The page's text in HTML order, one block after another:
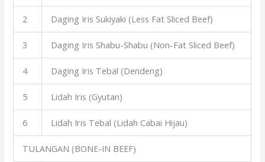
2 Daging Iris Sukiyaki (Less Fat Sliced Beef)
3 Daging Iris Shabu-Shabu (Non-Fat Sliced Beef)
4 Daging Iris Tebal (Dendeng)
5 Lidah Iris (Gyutan)
6 Lidah Iris Tebal (Lidah Cabai Hijau)
TULANGAN (BONE-IN BEEF)